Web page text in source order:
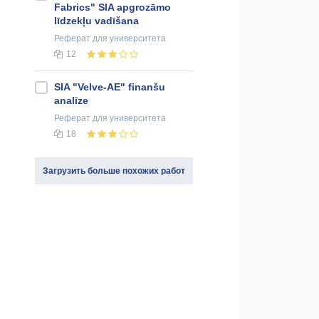
Fabrics" SIA apgrozāmo
līdzekļu vadīšana
Реферат для университета
12
SIA "Velve-AE" finanšu
analīze
Реферат для университета
18
Загрузить больше похожих работ